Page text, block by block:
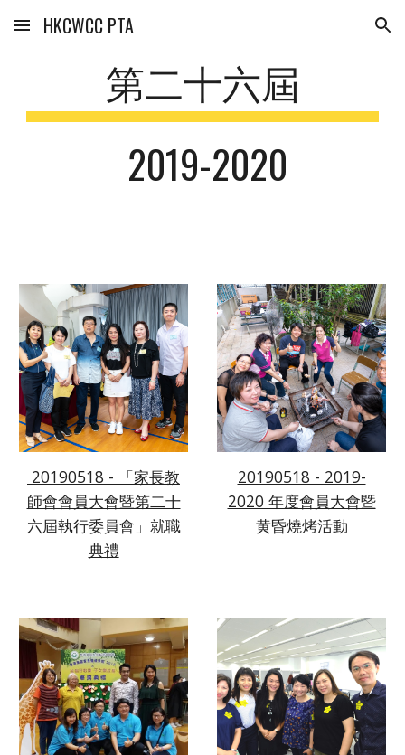
Skip to main content Skip to navigation
HKCWCC PTA
第二十六屆
2019-2020
師會會員大會暨第二十
六屆執行委員會」就職
典禮
20190518 - 2019-
2020 年度會員大會暨
黄昏燒烤活動